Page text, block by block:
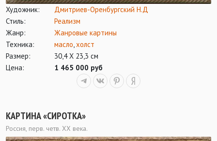
Художник:
Дмитриев-Оренбургский Н.Д
Стиль:
Реализм
Жанр:
Жанровые картины
Техника:
масло,холст
Размер:
30,4 Х 23,3 см
Цена:
1 465 000 руб
КАРТИНА «СИРОТКА»
Россия, перв. четв. ХХ века.